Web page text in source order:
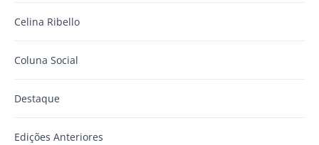
Celina Ribello
Coluna Social
Destaque
Edições Anteriores